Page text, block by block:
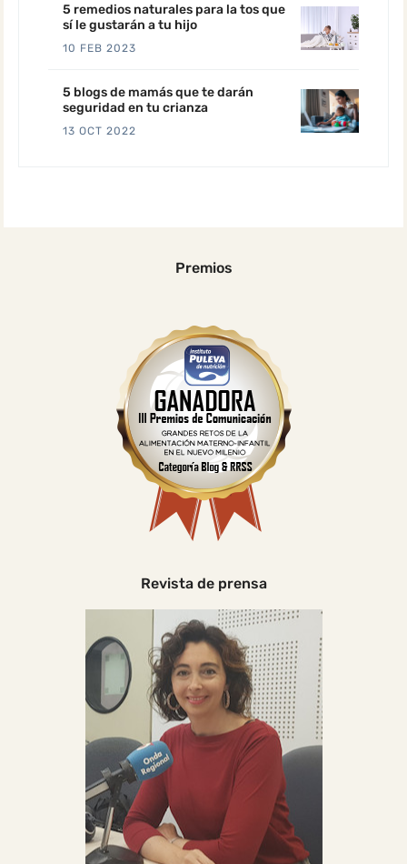
5 remedios naturales para la tos que
sí le gustarán a tu hijo
10 FEB 2023
5 blogs de mamás que te darán
seguridad en tu crianza
13 OCT 2022
Premios
Revista de prensa